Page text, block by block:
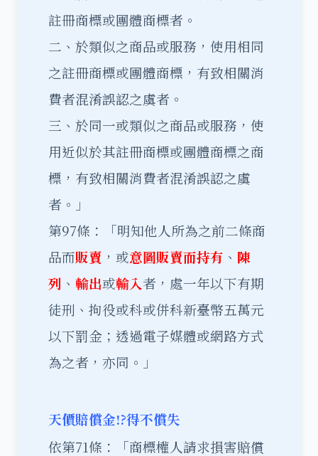
註冊商標或團體商標者。
二、於類似之商品或服務，使用相同
之註冊商標或團體商標，有致相關消
費者混淆誤認之虞者。
三、於同一或類似之商品或服務，使
用近似於其註冊商標或團體商標之商
標，有致相關消費者混淆誤認之虞
者。」
第97條：「明知他人所為之前二條商
品而販賣 ，或意圖販賣而持有 、 陳
列 、 輸出或輸入者，處一年以下有期
徒刑、拘役或科或併科新臺幣五萬元
以下罰金；透過電子媒體或網路方式
為之者，亦同。」
天價賠償金!?得不償失
依第71條：「商標權人請求損害賠償